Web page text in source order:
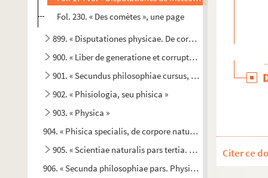
Fol. 230. « Des comètes », une page
899. « Disputationes physicae. De corpore naturali in
900. « Liber de generatione et corruptione, seu de ortu et
901. « Secundus philosophiae cursus, continens phisicam
902. « Phisiologia, seu phisica »
903. « Physica »
904. « Phisica specialis, de corpore naturali in specie. » —
905. « Scientiae naturalis pars tertia. De corpore animato »
906. « Secunda philosophiae pars. Physica, seu philosophia
Citer ce